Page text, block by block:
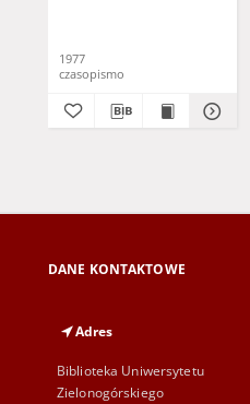
1977
czasopismo
DANE KONTAKTOWE
Adres
Biblioteka Uniwersytetu
Zielonogórskiego